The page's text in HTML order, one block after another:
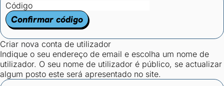
Código
Confirmar código
Criar nova conta de utilizador
Indique o seu endereço de email e escolha um nome de
utilizador. O seu nome de utilizador é público, se actualizar
algum posto este será apresentado no site.